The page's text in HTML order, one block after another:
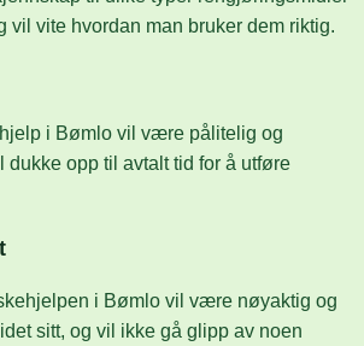
vil vite hvordan man bruker dem riktig.
i Bømlo vil være pålitelig og
dukke opp til avtalt tid for å utføre
i Bømlo vil være nøyaktig og
sitt, og vil ikke gå glipp av noen